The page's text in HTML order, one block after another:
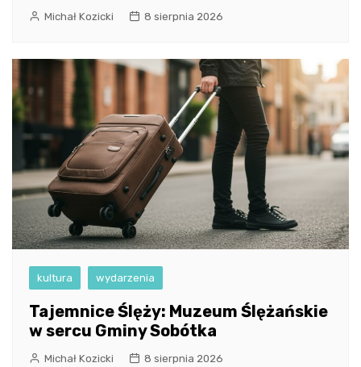
Michał Kozicki 8 sierpnia 2026
kultura wydarzenia
Tajemnice Ślęży: Muzeum Ślężańskie
w sercu Gminy Sobótka
Michał Kozicki 8 sierpnia 2026